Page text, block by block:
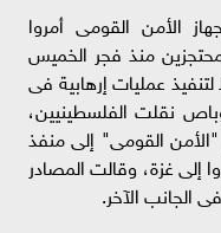
الأمن القومى أمروا
منذ فجر الخميس
عمليات إرهابية فى
نقلت الفلسطينيين،
القومى" إلى منفذ
غزة، وقالت المصادر
الجانب الآخر.